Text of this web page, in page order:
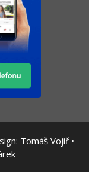
Tomáš Vojíř •